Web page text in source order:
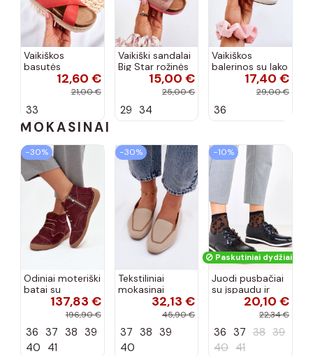
Vaikiškos
basutės
koralinės12,60 €
21,00 €
33
Vaikiški sandalai
Big Star rožinės
spalvos15,00 €
25,00 €
29 34
Vaikiškos
balerinos su lako
efektu ir
kaspinais baltos
17,40 €
29,00 €
36
MOKASINAI
−30%
Odiniai moteriški
batai su
siūlėmis, pilies
tipo, Artiker
spalvos
137,83 €
196,90 €
36 37 38 39
40 41
−30%
Tekstiliniai
mokasinai
smėlio spalvos
32,13 €
45,90 €
37 38 39
40
−10%
Paskutiniai dydžiai!
Juodi pusbačiai
su įspaudu ir
kvadratiniu
priekiu Kerawa
20,10 €
22,34 €
36 37 38 39
40 41